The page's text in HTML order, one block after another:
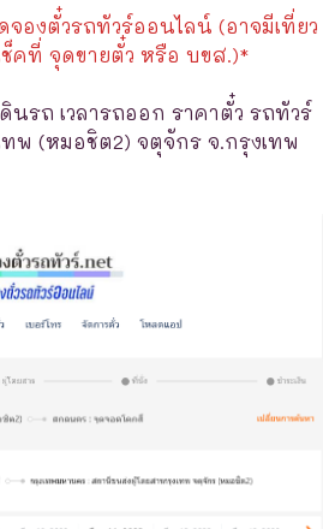
จองตั๋วรถทัวร์ออนไลน์ (อาจมีเที่ยว
คที่ จุดขายตั๋ว หรือ บขส.)*
นรถ เวลารถออก ราคาตั๋ว รถทัวร์
พ (หมอชิต2) จตุจักร จ.กรุงเทพ